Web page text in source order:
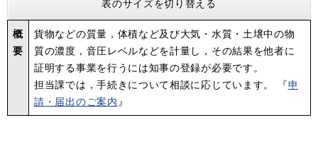
表のサイズを切り替える
概
要
貨物などの質量，体積など及び大気・水質・土壌中の物
質の濃度，音圧レベルなどを計量し，その結果を他者に
証明する事業を行うには知事の登録が必要です。
担当課では，手続きについて相談に応じています。 『申
請・届出のご案内 』